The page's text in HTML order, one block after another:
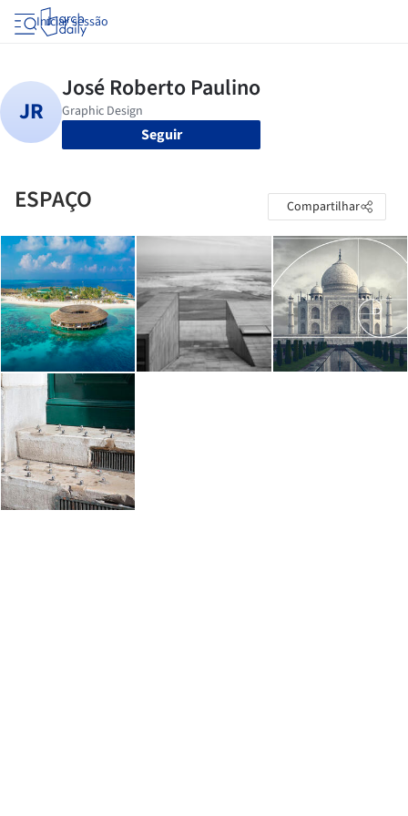
Iniciar sessão
Seguir
ESPAÇO Compartilhar